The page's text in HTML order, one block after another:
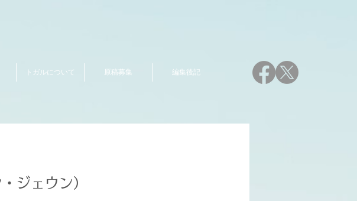
トガルについて 原稿募集 編集後記
ジェウン）